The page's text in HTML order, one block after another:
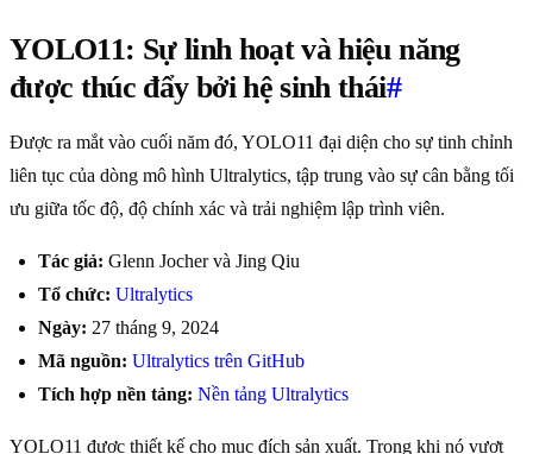
YOLO11: Sự linh hoạt và hiệu năng
được thúc đẩy bởi hệ sinh thái#
Được ra mắt vào cuối năm đó, YOLO11 đại diện cho sự tinh chỉnh
liên tục của dòng mô hình Ultralytics, tập trung vào sự cân bằng tối
ưu giữa tốc độ, độ chính xác và trải nghiệm lập trình viên.
Tác giả: Glenn Jocher và Jing Qiu
Tổ chức: Ultralytics
Ngày: 27 tháng 9, 2024
Mã nguồn: Ultralytics trên GitHub
Tích hợp nền tảng: Nền tảng Ultralytics
YOLO11 được thiết kế cho mục đích sản xuất. Trong khi nó vượt